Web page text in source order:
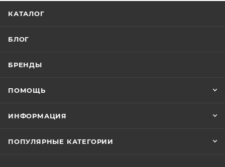
КАТАЛОГ
БЛОГ
БРЕНДЫ
ПОМОЩЬ
ИНФОРМАЦИЯ
ПОПУЛЯРНЫЕ КАТЕГОРИИ